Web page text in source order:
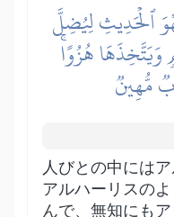
ٱلۡحَدِيثِ لِيُضِلَّ
هُزُوًاۚ
مُّهِينٞ
人びとの中には
アルハーリスの
んで、無知にも